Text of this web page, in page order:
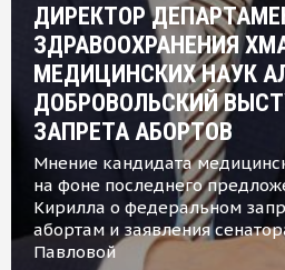
ДИРЕКТОР
ЗДРАВООХРАНЕНИЯ
МЕДИЦИНСКИХ НАУК
ДОБРОВОЛЬСКИЙ
ЗАПРЕТА АБОРТОВ
Мнение кандидата
на фоне последнего
Кирилла о федеральном
абортам и заявления
Павловой